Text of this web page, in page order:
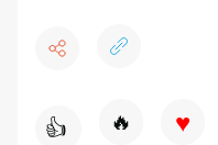
👍 🔥 ♥